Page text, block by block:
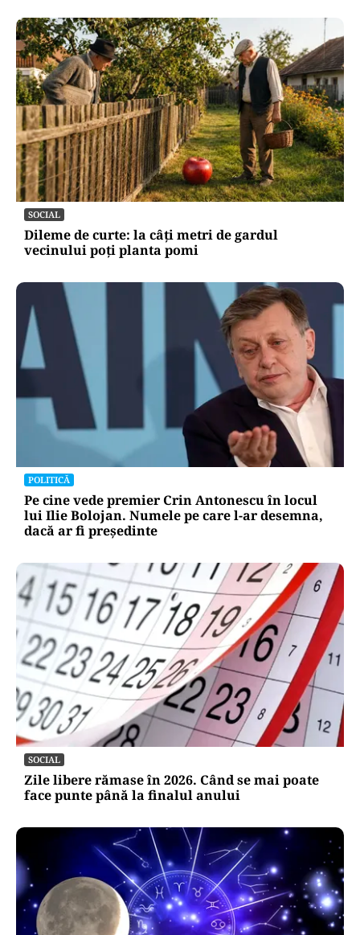
SOCIAL
Dileme de curte: la câți metri de gardul
vecinului poți planta pomi
POLITICĂ
Pe cine vede premier Crin Antonescu în locul
lui Ilie Bolojan. Numele pe care l-ar desemna,
dacă ar fi președinte
SOCIAL
Zile libere rămase în 2026. Când se mai poate
face punte până la finalul anului